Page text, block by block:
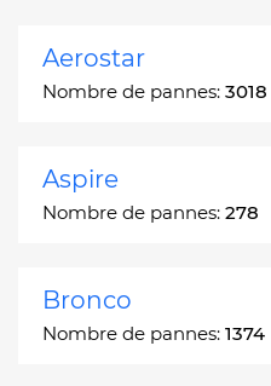
Aerostar
Nombre de pannes: 3018
Aspire
Nombre de pannes: 278
Bronco
Nombre de pannes: 1374